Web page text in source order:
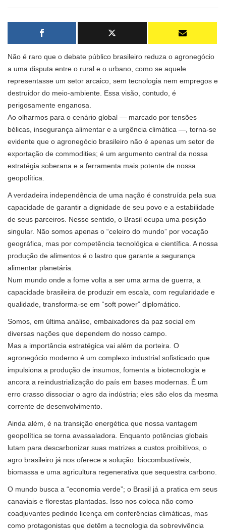
Não é raro que o debate público brasileiro reduza o agronegócio
a uma disputa entre o rural e o urbano, como se aquele
representasse um setor arcaico, sem tecnologia nem empregos e
destruidor do meio-ambiente. Essa visão, contudo, é
perigosamente enganosa.
Ao olharmos para o cenário global — marcado por tensões
bélicas, insegurança alimentar e a urgência climática —, torna-se
evidente que o agronegócio brasileiro não é apenas um setor de
exportação de commodities; é um argumento central da nossa
estratégia soberana e a ferramenta mais potente de nossa
geopolítica.
A verdadeira independência de uma nação é construída pela sua
capacidade de garantir a dignidade de seu povo e a estabilidade
de seus parceiros. Nesse sentido, o Brasil ocupa uma posição
singular. Não somos apenas o “celeiro do mundo” por vocação
geográfica, mas por competência tecnológica e científica. A nossa
produção de alimentos é o lastro que garante a segurança
alimentar planetária.
Num mundo onde a fome volta a ser uma arma de guerra, a
capacidade brasileira de produzir em escala, com regularidade e
qualidade, transforma-se em “soft power” diplomático.
Somos, em última análise, embaixadores da paz social em
diversas nações que dependem do nosso campo.
Mas a importância estratégica vai além da porteira. O
agronegócio moderno é um complexo industrial sofisticado que
impulsiona a produção de insumos, fomenta a biotecnologia e
ancora a reindustrialização do país em bases modernas. É um
erro crasso dissociar o agro da indústria; eles são elos da mesma
corrente de desenvolvimento.
Ainda além, é na transição energética que nossa vantagem
geopolítica se torna avassaladora. Enquanto potências globais
lutam para descarbonizar suas matrizes a custos proibitivos, o
agro brasileiro já nos oferece a solução: biocombustíveis,
biomassa e uma agricultura regenerativa que sequestra carbono.
O mundo busca a “economia verde”; o Brasil já a pratica em seus
canaviais e florestas plantadas. Isso nos coloca não como
coadjuvantes pedindo licença em conferências climáticas, mas
como protagonistas que detêm a tecnologia da sobrevivência